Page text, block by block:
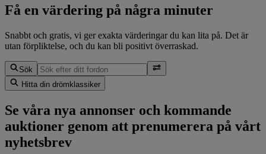
Få en värdering på några minuter
Snabbt och gratis, vi ger exakta värderingar du kan lita på. Det är
utan förpliktelse, och du kan bli positivt överraskad.
Sök
Hitta din drömklassiker
Se våra nya annonser och kommande
auktioner genom att prenumerera på vårt
nyhetsbrev